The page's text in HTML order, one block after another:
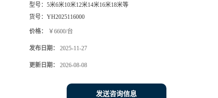
型号： 5米6米10米12米14米16米18米等
货号： YH2025116000
价格： ￥6600/台
发布日期： 2025-11-27
更新日期： 2026-08-08
发送咨询信息